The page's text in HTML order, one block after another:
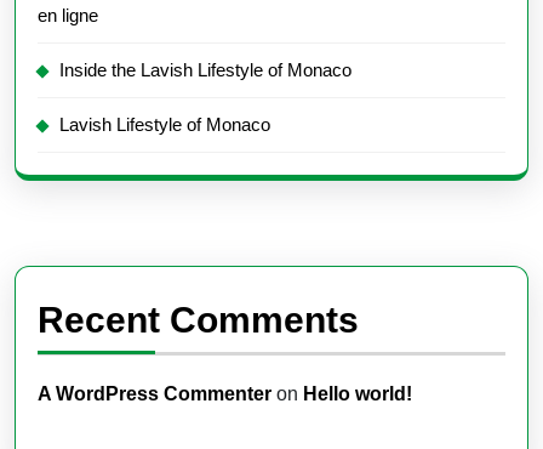
en ligne
Inside the Lavish Lifestyle of Monaco
Lavish Lifestyle of Monaco
Recent Comments
A WordPress Commenter on Hello world!